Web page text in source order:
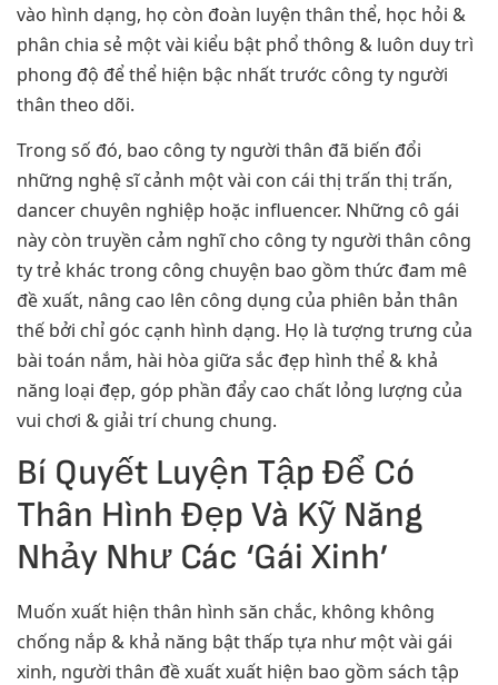
vào hình dạng, họ còn đoàn luyện thân thể, học hỏi &
phân chia sẻ một vài kiểu bật phổ thông & luôn duy trì
phong độ để thể hiện bậc nhất trước công ty người
thân theo dõi.
Trong số đó, bao công ty người thân đã biến đổi
những nghệ sĩ cảnh một vài con cái thị trấn thị trấn,
dancer chuyên nghiệp hoặc influencer. Những cô gái
này còn truyền cảm nghĩ cho công ty người thân công
ty trẻ khác trong công chuyện bao gồm thức đam mê
đề xuất, nâng cao lên công dụng của phiên bản thân
thế bởi chỉ góc cạnh hình dạng. Họ là tượng trưng của
bài toán nắm, hài hòa giữa sắc đẹp hình thể & khả
năng loại đẹp, góp phần đẩy cao chất lỏng lượng của
vui chơi & giải trí chung chung.
Bí Quyết Luyện Tập Để Có
Thân Hình Đẹp Và Kỹ Năng
Nhảy Như Các ‘Gái Xinh’
Muốn xuất hiện thân hình săn chắc, không không
chống nắp & khả năng bật thấp tựa như một vài gái
xinh, người thân đề xuất xuất hiện bao gồm sách tập